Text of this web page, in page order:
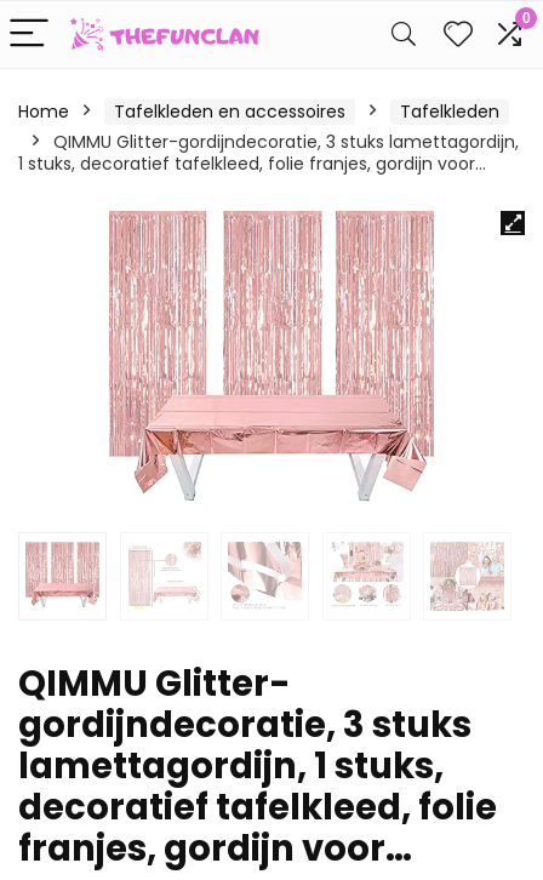
0
Home Tafelkleden en accessoires
Tafelkleden
QIMMU Glitter-gordijndecoratie, 3 stuks lametta​gordijn,
1 stuks, decoratief tafelkleed, folie franjes, gordijn voor…
QIMMU Glitter-
gordijndecoratie, 3 stuks
lametta​gordijn, 1 stuks,
decoratief tafelkleed, folie
franjes, gordijn voor…